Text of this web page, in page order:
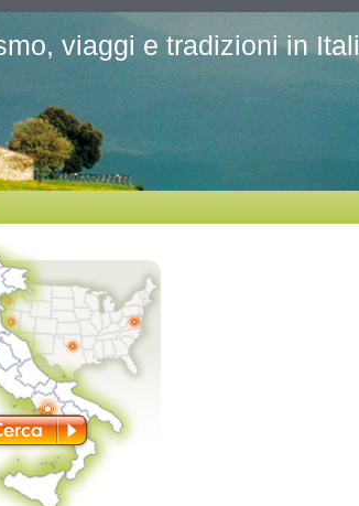
viaggi e tradizioni in